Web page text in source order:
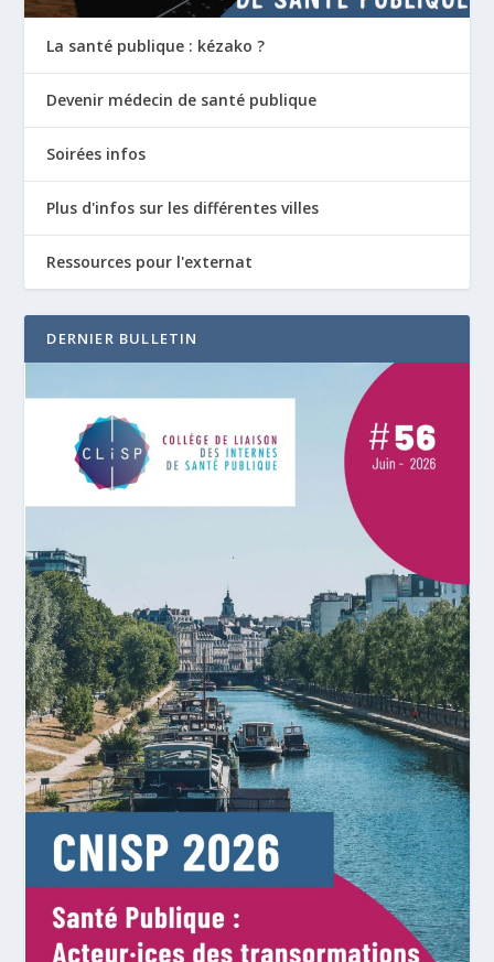
La santé publique : kézako ?
Devenir médecin de santé publique
Soirées infos
Plus d'infos sur les différentes villes
Ressources pour l'externat
DERNIER BULLETIN